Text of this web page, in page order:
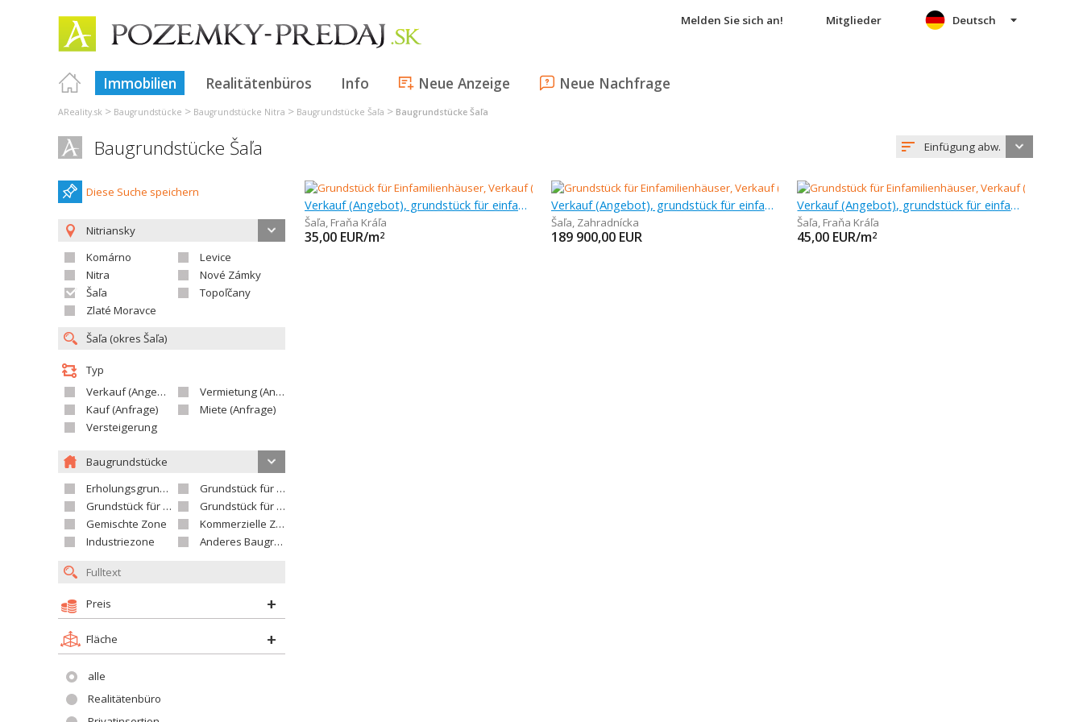
Melden Sie sich an! Mitglieder
Immobilien Realitätenbüros Info Neue Anzeige Neue Nachfrage
Deutsch
AReality.sk > Baugrundstücke > Baugrundstücke Nitra > Baugrundstücke Šaľa > Baugrundstücke Šaľa
Baugrundstücke Šaľa Einfügung abw.
Diese Suche speichern
Nitriansky
Komárno
Levice
Nitra
Nové Zámky
Šaľa
Topoľčany
Zlaté Moravce
Typ
Verkauf (Angebot)
Vermietung (Angebot)
Kauf (Anfrage)
Miete (Anfrage)
Versteigerung
Baugrundstücke
Erholungsgrundstück
Grundstück für Einfamilienhäuser
Grundstück für Wohnhäuser
Grundstück für Versorgungseinrichtungen
Gemischte Zone
Kommerzielle Zone
Industriezone
Anderes Baugrundstück
Preis
Fläche
alle
Realitätenbüro
Verkauf (Angebot), grundstück für einfamilienhäuser, 1 m
Šaľa, Fraňa Kráľa
35,00 EUR/m2
Verkauf (Angebot), grundstück für einfamilienhäuser, 788 m
Šaľa, Zahradnícka
189 900,00 EUR
Verkauf (Angebot), grundstück für einfamilienhäuser, 1 m
Šaľa, Fraňa Kráľa
45,00 EUR/m2